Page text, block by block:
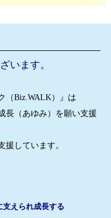
います。
（Biz.WALK）』は
長（あゆみ）を願い支援
援しています。
支えられ成長する